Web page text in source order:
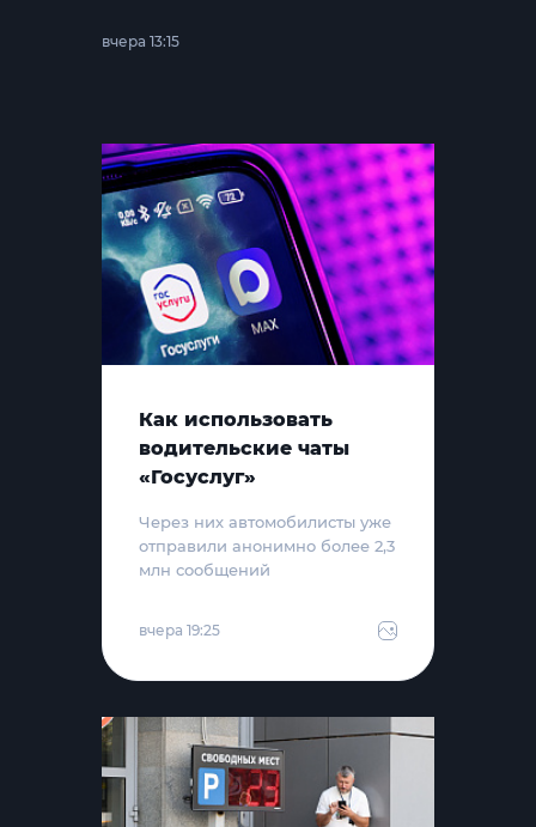
вчера 13:15
Как использовать
водительские чаты
«Госуслуг»
Через них автомобилисты уже
отправили анонимно более 2,3
млн сообщений
вчера 19:25